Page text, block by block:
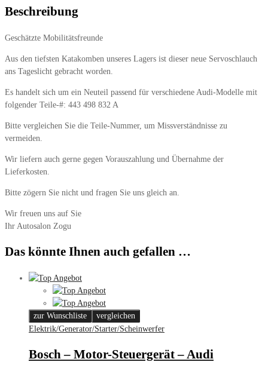
Beschreibung
Geschätzte Mobilitätsfreunde
Aus den tiefsten Katakomben unseres Lagers ist dieser neue Servoschlauch
ans Tageslicht gebracht worden.
Es handelt sich um ein Neuteil passend für verschiedene Audi-Modelle mit
folgender Teile-#: 443 498 832 A
Bitte vergleichen Sie die Teile-Nummer, um Missverständnisse zu
vermeiden.
Wir liefern auch gerne gegen Vorauszahlung und Übernahme der
Lieferkosten.
Bitte zögern Sie nicht und fragen Sie uns gleich an.
Wir freuen uns auf Sie
Ihr Autosalon Zogu
Das könnte Ihnen auch gefallen …
zur Wunschliste
vergleichen
Elektrik/Generator/Starter/Scheinwerfer
Bosch – Motor-Steuergerät – Audi